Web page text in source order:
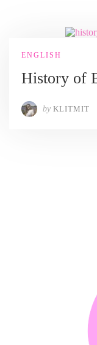
ENGLISH
History of
by KLITMIT